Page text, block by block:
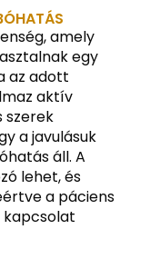
amely
egy
az adott
aktív
szerek
a javulásuk
áll. A
lehet, és
a páciens